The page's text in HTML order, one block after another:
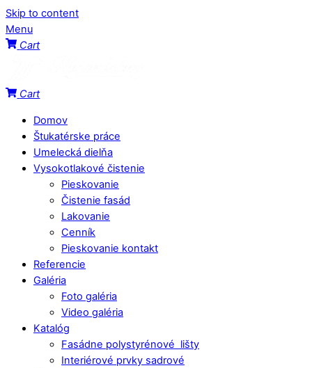
Skip to content
Menu
Cart
Cart
Domov
Štukatérske práce
Umelecká dielňa
Vysokotlakové čistenie
Pieskovanie
Čistenie fasád
Lakovanie
Cenník
Pieskovanie kontakt
Referencie
Galéria
Foto galéria
Video galéria
Katalóg
Fasádne polystyrénové lišty
Interiérové prvky sadrové